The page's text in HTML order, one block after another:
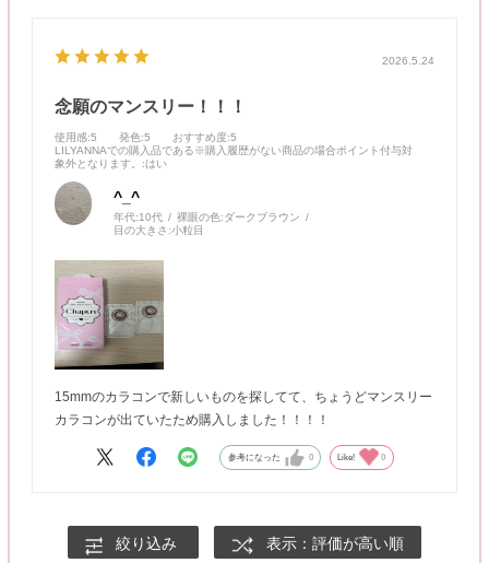
2026.5.24
念願のマンスリー！！！
使用感:5 発色:5 おすすめ度:5
LILYANNAでの購入品である※購入履歴がない商品の場合ポイント付与対
象外となります。
:はい
^_^
年代:10代 裸眼の色:ダークブラウン
目の大きさ:小粒目
15mmのカラコンで新しいものを探してて、ちょうどマンスリー
カラコンが出ていたため購入しました！！！！
参考になった 0 Like! 0
絞り込み 表示：評価が高い順